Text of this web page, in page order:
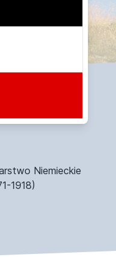
Niemieckie
1918)